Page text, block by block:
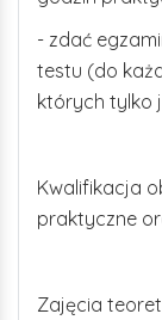
- zdać
testu (do
których tylko
Kwalifikacja
praktyczne
Zajęcia